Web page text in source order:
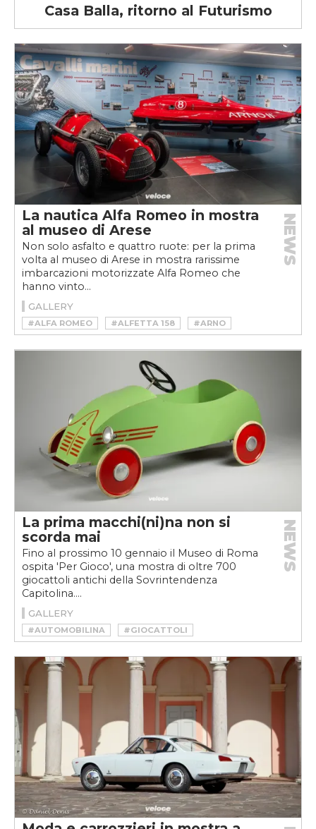
Casa Balla, ritorno al Futurismo
La nautica Alfa Romeo in mostra
al museo di Arese
Non solo asfalto e quattro ruote: per la prima
volta al museo di Arese in mostra rarissime
imbarcazioni motorizzate Alfa Romeo che
hanno vinto...
NEWS
GALLERY
#ALFA ROMEO #ALFETTA 158
#ARNO
#BARCHE
#CAVALLI MARINI
#MOLINARI-ALFA ROMEO 2500
#MOLIVIO-ALFA ROMEO GTA
#MUSEO ALFA ROMEO
#MUSEO ARESE
#MUSEO BARCA LARIANA
#POPOLI-ALFA ROMEO
#VIDOLI
La prima macchi(ni)na non si
scorda mai
Fino al prossimo 10 gennaio il Museo di Roma
ospita 'Per Gioco', una mostra di oltre 700
giocattoli antichi della Sovrintendenza
Capitolina....
NEWS
GALLERY
#AUTOMOBILINA
#GIOCATTOLI
#MOSTRA
#PER GIOCO #VINTAGE